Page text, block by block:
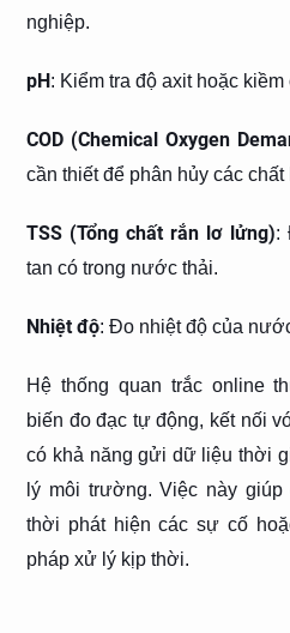
nghiệp.
pH: Kiểm tra độ axit hoặc
COD (Chemical Oxygen
cần thiết để phân hủy các
TSS (Tổng chất rắn lơ lửng):
tan có trong nước thải.
Nhiệt độ: Đo nhiệt độ của
Hệ thống quan trắc online
biến đo đạc tự động, kết nối
có khả năng gửi dữ liệu thời
lý môi trường. Việc này
thời phát hiện các sự cố
pháp xử lý kịp thời.